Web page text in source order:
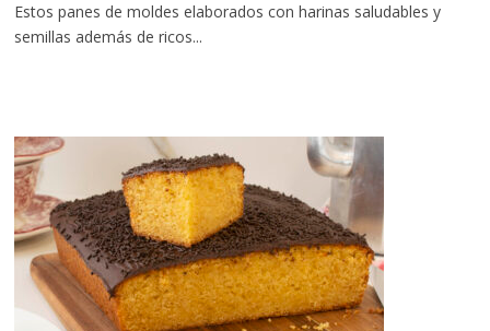
Estos panes de moldes elaborados con harinas saludables y
semillas además de ricos...